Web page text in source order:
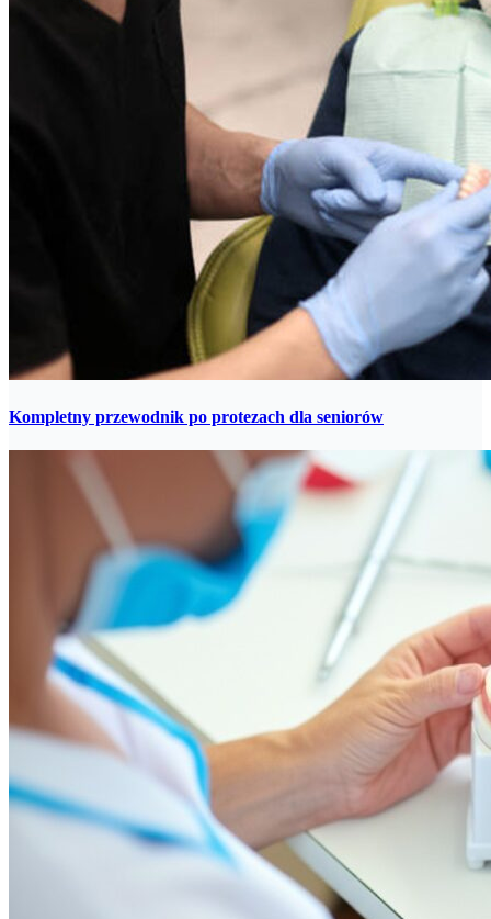
Kompletny przewodnik po protezach dla seniorów